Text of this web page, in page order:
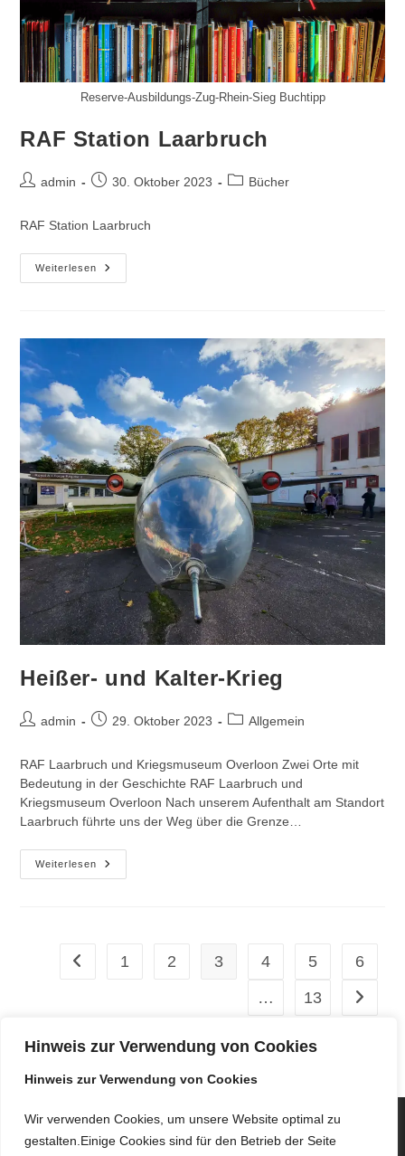
Hinweis zur Verwendung von Cookies
Hinweis zur Verwendung von Cookies
Wir verwenden Cookies, um unsere Website optimal zu
gestalten.Einige Cookies sind für den Betrieb der Seite
Reserve-Ausbildungs-Zug-Rhein-Sieg Buchtipp
RAF Station Laarbruch
Beitrags-
admin
Beitrag30. Oktober 2023
Beitrags-
Bücher
RAF Station Laarbruch
Weiterlesen
RAF
Station
Heißer- und Kalter-Krieg
Beitrags-
admin
Beitrag29. Oktober 2023
Beitrags-
Allgemein
RAF Laarbruch und Kriegsmuseum Overloon Zwei Orte mit
Bedeutung in der Geschichte RAF Laarbruch und
Kriegsmuseum Overloon Nach unserem Aufenthalt am Standort
Laarbruch führte uns der Weg über die Grenze…
Weiterlesen
Heißer-
Und
Zur vorherigen Seite
1 2 3 4 5
6
…
13 Zur